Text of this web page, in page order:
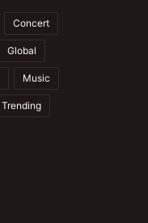
Concert
Global
Music
Trending